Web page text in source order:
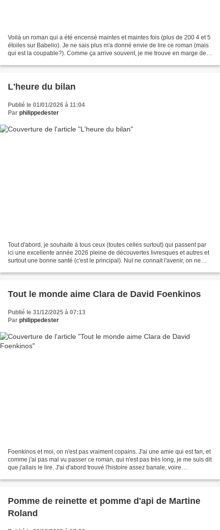
Voilà un roman qui a été encensé maintes et maintes fois (plus de 200 4 et 5
étoiles sur Babelio). Je ne sais plus m'a donné envie de lire ce roman (mais
qui est la coupable?). Comme ça arrive souvent, je me trouve en marge de
L'heure du bilan
Publié le 01/01/2026 à 11:04
Par philippedester
Tout d'abord, je souhaite à tous ceux (toutes celles surtout) qui passent par
ici une excellente année 2026 pleine de découvertes livresques et autres et
surtout une bonne santé (c'est le principal). Nul ne connait l'avenir, on ne
Tout le monde aime Clara de David Foenkinos
Publié le 31/12/2025 à 07:13
Par philippedester
Foenkinos et moi, on n'est pas vraiment copains. J'ai une amie qui est fan, et
comme j'ai pas mal vu passer ce roman, qui n'est pas très long, je me suis dit
que j'allais le lire. J'ai d'abord trouvé l'histoire assez banale, voire
Pomme de reinette et pomme d'api de Martine
Roland